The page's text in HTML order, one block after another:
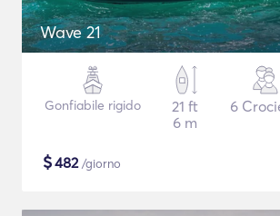
Wave 21
Gonfiabile rigido
21 ft
6 m
6
$482/giorno